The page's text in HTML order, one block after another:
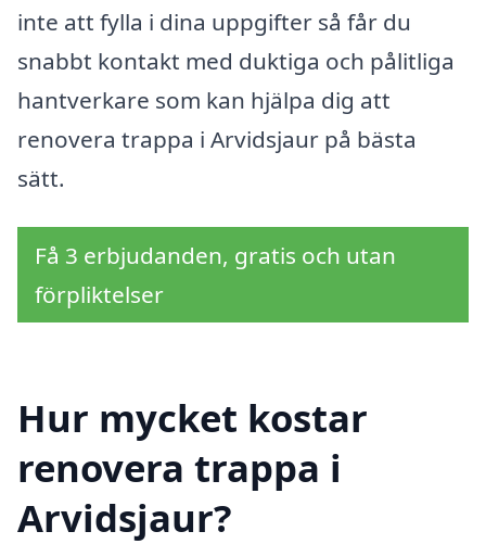
inte att fylla i dina uppgifter så får du
snabbt kontakt med duktiga och pålitliga
hantverkare som kan hjälpa dig att
renovera trappa i Arvidsjaur på bästa
sätt.
Få 3 erbjudanden, gratis och utan
förpliktelser
Hur mycket kostar
renovera trappa i
Arvidsjaur?